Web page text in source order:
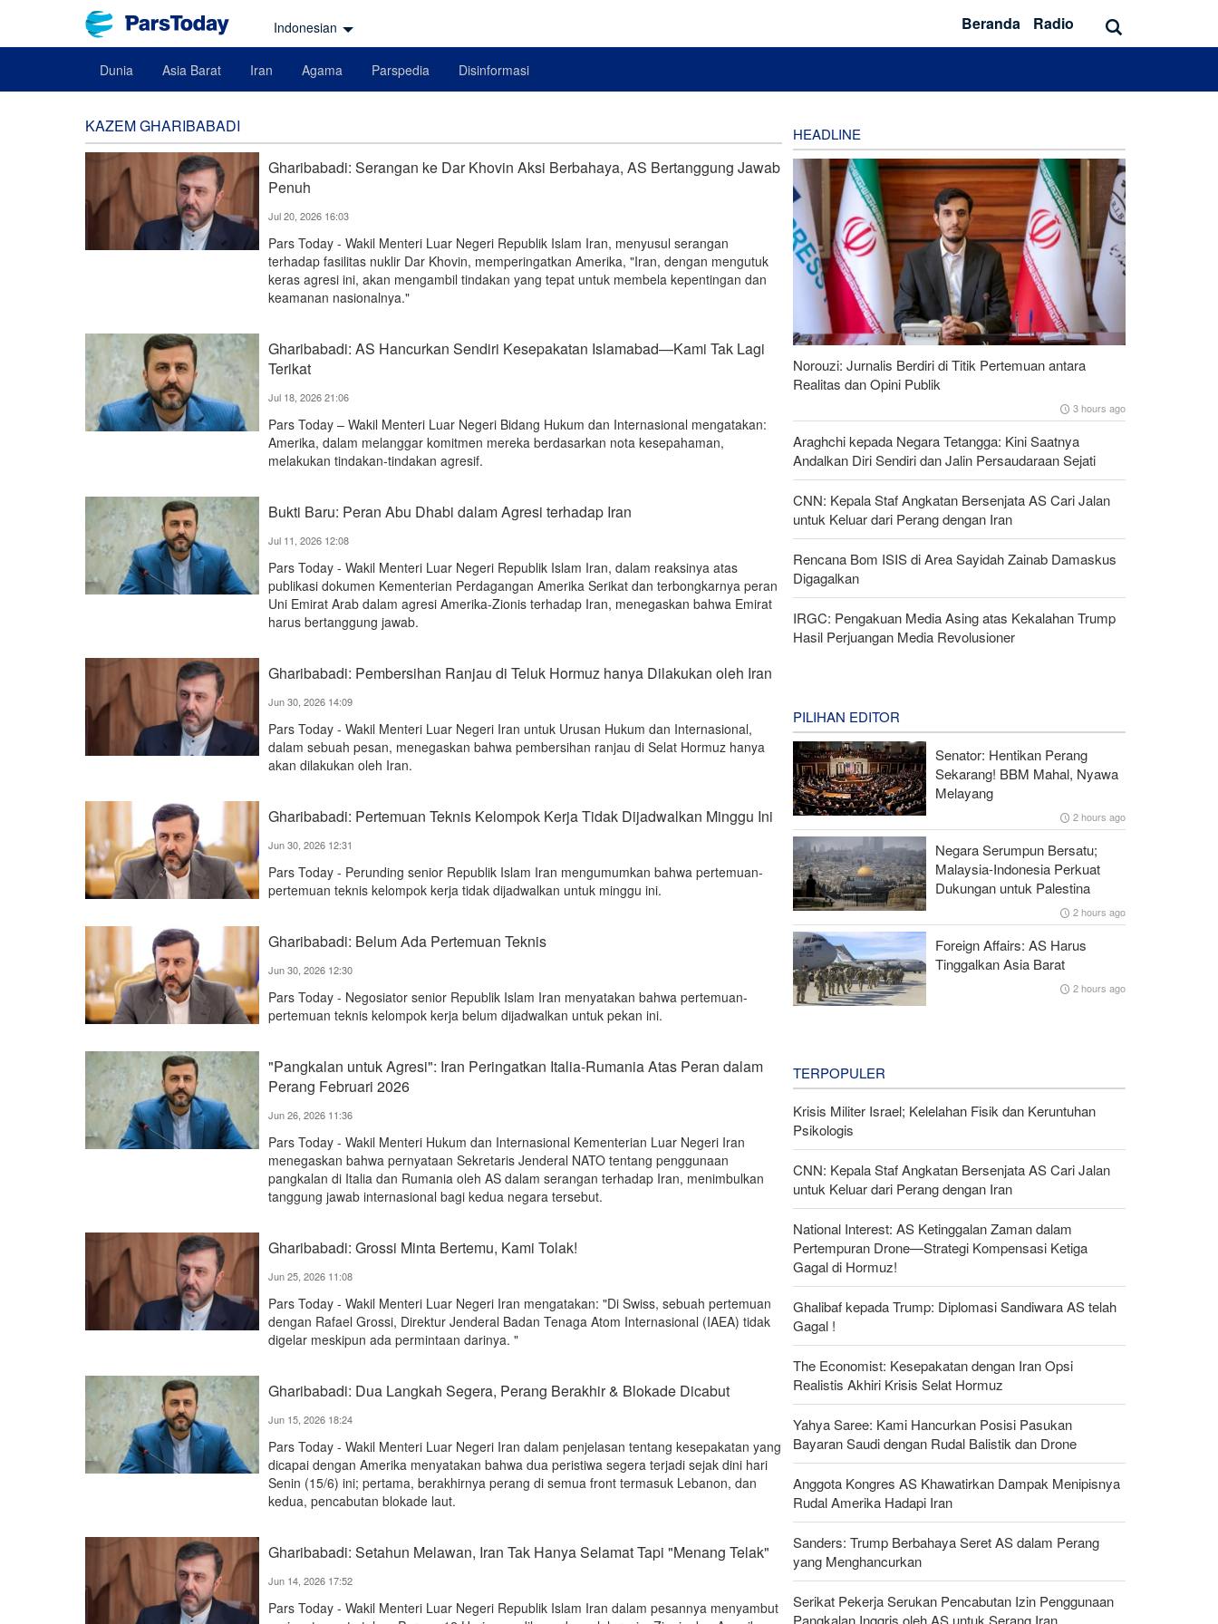
Indonesian Beranda Radio
Dunia Asia Barat Iran Agama Parspedia Disinformasi
KAZEM GHARIBABADI
Gharibabadi: Serangan ke Dar Khovin Aksi Berbahaya, AS Bertanggung Jawab
Penuh
Jul 20, 2026 16:03
Pars Today - Wakil Menteri Luar Negeri Republik Islam Iran, menyusul serangan
terhadap fasilitas nuklir Dar Khovin, memperingatkan Amerika, "Iran, dengan mengutuk
keras agresi ini, akan mengambil tindakan yang tepat untuk membela kepentingan dan
keamanan nasionalnya."
Gharibabadi: AS Hancurkan Sendiri Kesepakatan Islamabad—Kami Tak Lagi
Terikat
Jul 18, 2026 21:06
Pars Today – Wakil Menteri Luar Negeri Bidang Hukum dan Internasional mengatakan:
Amerika, dalam melanggar komitmen mereka berdasarkan nota kesepahaman,
melakukan tindakan-tindakan agresif.
Bukti Baru: Peran Abu Dhabi dalam Agresi terhadap Iran
Jul 11, 2026 12:08
Pars Today - Wakil Menteri Luar Negeri Republik Islam Iran, dalam reaksinya atas
publikasi dokumen Kementerian Perdagangan Amerika Serikat dan terbongkarnya peran
Uni Emirat Arab dalam agresi Amerika-Zionis terhadap Iran, menegaskan bahwa Emirat
harus bertanggung jawab.
Gharibabadi: Pembersihan Ranjau di Teluk Hormuz hanya Dilakukan oleh Iran
Jun 30, 2026 14:09
Pars Today - Wakil Menteri Luar Negeri Iran untuk Urusan Hukum dan Internasional,
dalam sebuah pesan, menegaskan bahwa pembersihan ranjau di Selat Hormuz hanya
akan dilakukan oleh Iran.
Gharibabadi: Pertemuan Teknis Kelompok Kerja Tidak Dijadwalkan Minggu Ini
Jun 30, 2026 12:31
Pars Today - Perunding senior Republik Islam Iran mengumumkan bahwa pertemuan-
pertemuan teknis kelompok kerja tidak dijadwalkan untuk minggu ini.
Gharibabadi: Belum Ada Pertemuan Teknis
Jun 30, 2026 12:30
Pars Today - Negosiator senior Republik Islam Iran menyatakan bahwa pertemuan-
pertemuan teknis kelompok kerja belum dijadwalkan untuk pekan ini.
"Pangkalan untuk Agresi": Iran Peringatkan Italia-Rumania Atas Peran dalam
Perang Februari 2026
Jun 26, 2026 11:36
Pars Today - Wakil Menteri Hukum dan Internasional Kementerian Luar Negeri Iran
menegaskan bahwa pernyataan Sekretaris Jenderal NATO tentang penggunaan
pangkalan di Italia dan Rumania oleh AS dalam serangan terhadap Iran, menimbulkan
tanggung jawab internasional bagi kedua negara tersebut.
Gharibabadi: Grossi Minta Bertemu, Kami Tolak!
Jun 25, 2026 11:08
Pars Today - Wakil Menteri Luar Negeri Iran mengatakan: "Di Swiss, sebuah pertemuan
dengan Rafael Grossi, Direktur Jenderal Badan Tenaga Atom Internasional (IAEA) tidak
digelar meskipun ada permintaan darinya. "
Gharibabadi: Dua Langkah Segera, Perang Berakhir & Blokade Dicabut
Jun 15, 2026 18:24
Pars Today - Wakil Menteri Luar Negeri Iran dalam penjelasan tentang kesepakatan yang
dicapai dengan Amerika menyatakan bahwa dua peristiwa segera terjadi sejak dini hari
Senin (15/6) ini; pertama, berakhirnya perang di semua front termasuk Lebanon, dan
kedua, pencabutan blokade laut.
Gharibabadi: Setahun Melawan, Iran Tak Hanya Selamat Tapi "Menang Telak"
Jun 14, 2026 17:52
Pars Today - Wakil Menteri Luar Negeri Republik Islam Iran dalam pesannya menyambut
HEADLINE
Norouzi: Jurnalis Berdiri di Titik Pertemuan antara
Realitas dan Opini Publik
3 hours ago
Araghchi kepada Negara Tetangga: Kini Saatnya
Andalkan Diri Sendiri dan Jalin Persaudaraan Sejati
CNN: Kepala Staf Angkatan Bersenjata AS Cari Jalan
untuk Keluar dari Perang dengan Iran
Rencana Bom ISIS di Area Sayidah Zainab Damaskus
Digagalkan
IRGC: Pengakuan Media Asing atas Kekalahan Trump
Hasil Perjuangan Media Revolusioner
PILIHAN EDITOR
Senator: Hentikan Perang
Sekarang! BBM Mahal, Nyawa
Melayang
2 hours ago
Negara Serumpun Bersatu;
Malaysia-Indonesia Perkuat
Dukungan untuk Palestina
2 hours ago
Foreign Affairs: AS Harus
Tinggalkan Asia Barat
2 hours ago
TERPOPULER
Krisis Militer Israel; Kelelahan Fisik dan Keruntuhan
Psikologis
CNN: Kepala Staf Angkatan Bersenjata AS Cari Jalan
untuk Keluar dari Perang dengan Iran
National Interest: AS Ketinggalan Zaman dalam
Pertempuran Drone—Strategi Kompensasi Ketiga
Gagal di Hormuz!
Ghalibaf kepada Trump: Diplomasi Sandiwara AS telah
Gagal !
The Economist: Kesepakatan dengan Iran Opsi
Realistis Akhiri Krisis Selat Hormuz
Yahya Saree: Kami Hancurkan Posisi Pasukan
Bayaran Saudi dengan Rudal Balistik dan Drone
Anggota Kongres AS Khawatirkan Dampak Menipisnya
Rudal Amerika Hadapi Iran
Sanders: Trump Berbahaya Seret AS dalam Perang
yang Menghancurkan
Serikat Pekerja Serukan Pencabutan Izin Penggunaan
Pangkalan Inggris oleh AS untuk Serang Iran